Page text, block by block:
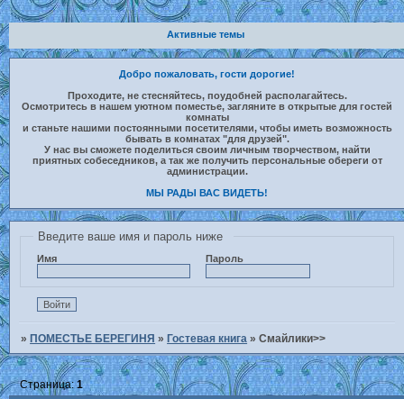
Активные темы
Добро пожаловать, гости дорогие!
Проходите, не стесняйтесь, поудобней располагайтесь.
Осмотритесь в нашем уютном поместье, загляните в открытые для гостей
комнаты
и станьте нашими постоянными посетителями, чтобы иметь возможность
бывать в комнатах "для друзей".
У нас вы сможете поделиться своим личным творчеством, найти
приятных собеседников, а так же получить персональные обереги от
администрации.
МЫ РАДЫ ВАС ВИДЕТЬ!
Введите ваше имя и пароль ниже
Имя Пароль
»ПОМЕСТЬЕ БЕРЕГИНЯ »Гостевая книга »Смайлики>>
Страница:1